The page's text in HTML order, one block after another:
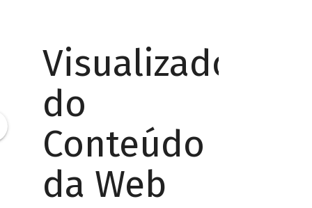
Visualizador
do
Conteúdo
da Web